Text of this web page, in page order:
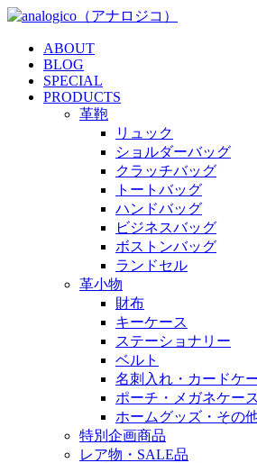
ABOUT
BLOG
SPECIAL
PRODUCTS
革鞄
リュック
ショルダーバッグ
クラッチバッグ
トートバッグ
ハンドバッグ
ビジネスバッグ
ボストンバッグ
ランドセル
革小物
財布
キーケース
ステーショナリー
ベルト
名刺入れ・カードケ
ポーチ・メガネケース
ホームグッズ・その
特別企画商品
レア物・SALE品